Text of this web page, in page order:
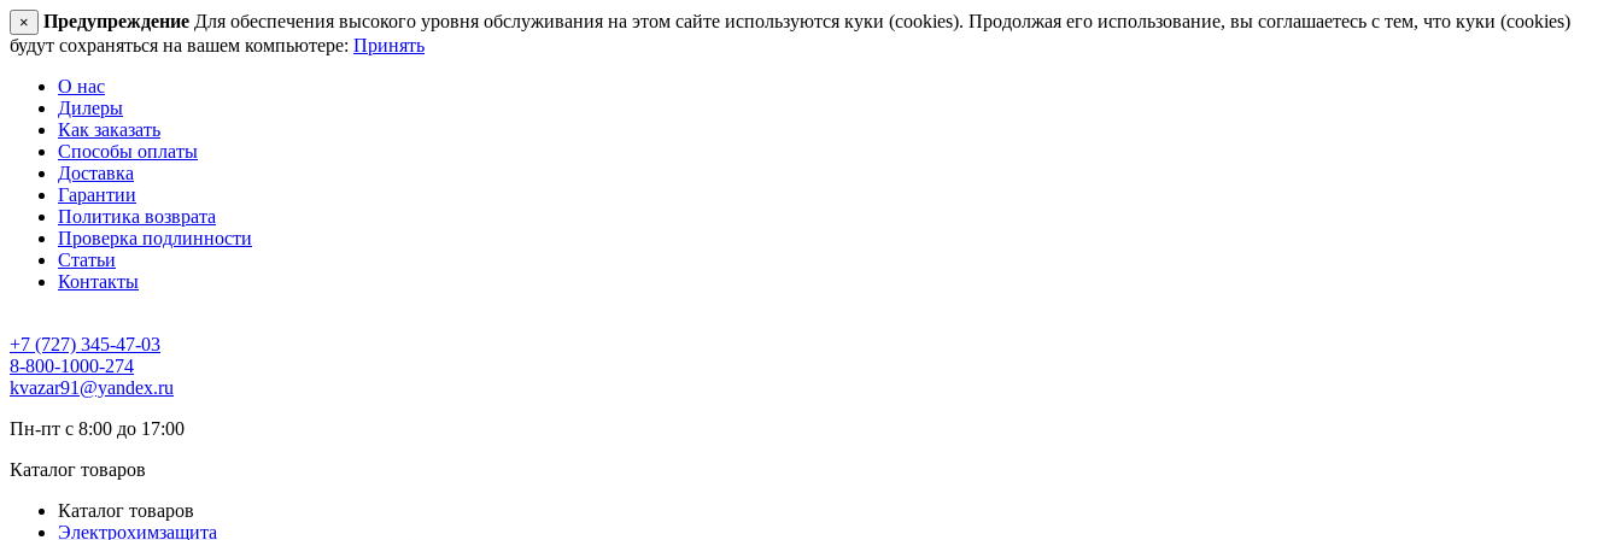
× Предупреждение Для обеспечения высокого уровня обслуживания на этом сайте используются куки (cookies). Продолжая его использование, вы соглашаетесь с тем, что куки (cookies)
будут сохраняться на вашем компьютере: Принять
О нас
Дилеры
Как заказать
Способы оплаты
Доставка
Гарантии
Политика возврата
Проверка подлинности
Статьи
Контакты
+7 (727) 345-47-03
8-800-1000-274
kvazar91@yandex.ru
Пн-пт с 8:00 до 17:00
Каталог товаров
Каталог товаров
Электрохимзащита